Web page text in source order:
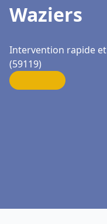
Waziers
Intervention rapide
(59119)